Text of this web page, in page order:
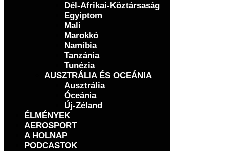
Dél-Afrikai-Köztársaság
Egyiptom
Mali
Marokkó
Namíbia
Tanzánia
Tunézia
AUSZTRÁLIA ÉS OCEÁNIA
Ausztrália
Óceánia
Új-Zéland
ÉLMÉNYEK
AEROSPORT
A HOLNAP
PODCASTOK